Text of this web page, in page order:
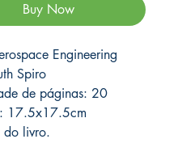
Buy Now
Engineering
Spiro
de páginas: 20
17.5x17.5cm
do livro.